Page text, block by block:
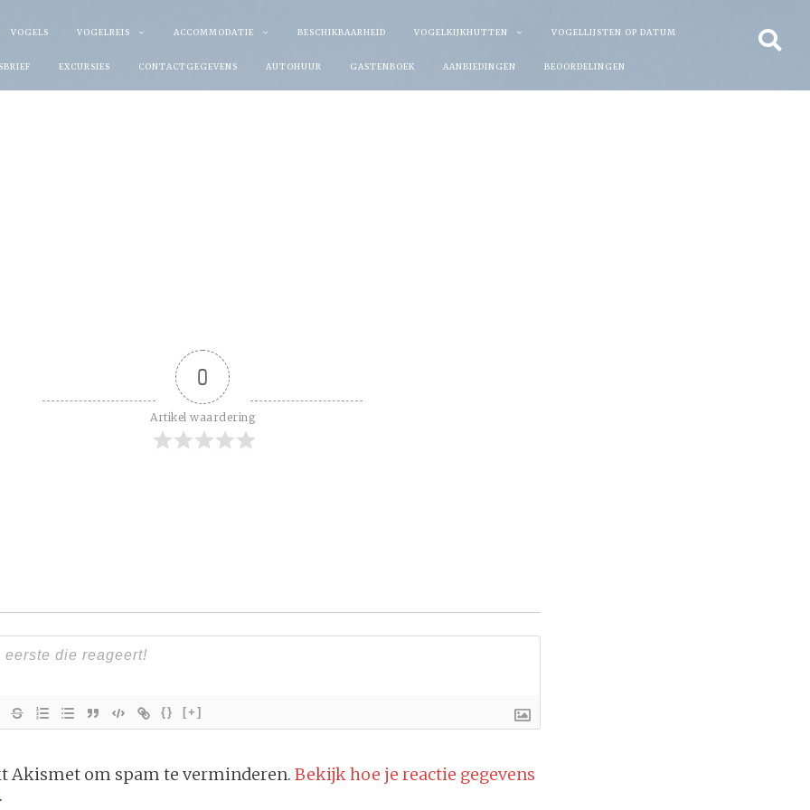
VOGELS VOGELREIS ACCOMMODATIE BESCHIKBAARHEID VOGELKIJKHUTTEN VOGELLIJSTEN OP DATUM
EXCURSIES CONTACTGEGEVENS AUTOHUUR GASTENBOEK AANBIEDINGEN BEOORDELINGEN
0
Artikel waardering
{} [+]
Akismet om spam te verminderen. Bekijk hoe je reactie gegevens
.